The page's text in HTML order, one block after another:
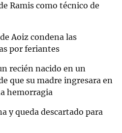
Ramis como técnico de
Aoiz condena las
por feriantes
recién nacido en un
que su madre ingresara en
hemorragia
y queda descartado para